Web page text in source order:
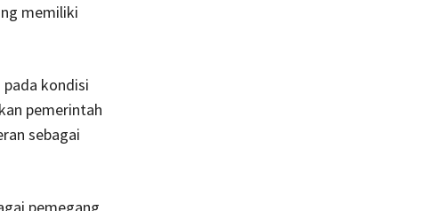
memiliki
kondisi
pemerintah
sebagai
pemegang